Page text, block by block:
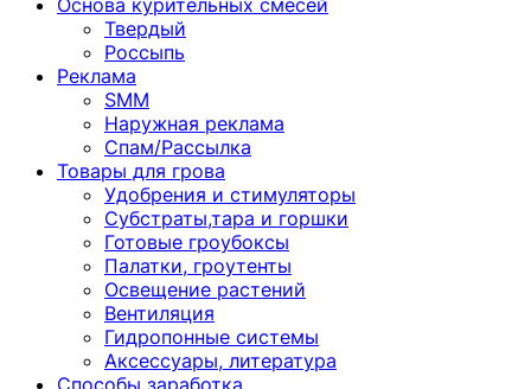
Основа курительных смесей
Твердый
Россыпь
Реклама
SMM
Наружная реклама
Спам/Рассылка
Товары для грова
Удобрения и стимуляторы
Субстраты,тара и горшки
Готовые гроубоксы
Палатки, гроутенты
Освещение растений
Вентиляция
Гидропонные системы
Аксессуары, литература
Способы заработка